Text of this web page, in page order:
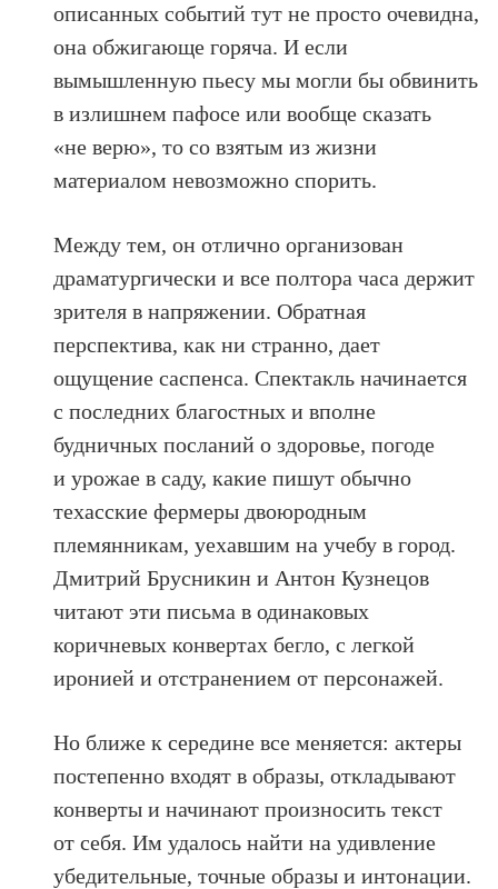
описанных событий тут не просто очевидна,
она обжигающе горяча. И если
вымышленную пьесу мы могли бы обвинить
в излишнем пафосе или вообще сказать
«не верю», то со взятым из жизни
материалом невозможно спорить.
Между тем, он отлично организован
драматургически и все полтора часа держит
зрителя в напряжении. Обратная
перспектива, как ни странно, дает
ощущение саспенса. Спектакль начинается
с последних благостных и вполне
будничных посланий о здоровье, погоде
и урожае в саду, какие пишут обычно
техасские фермеры двоюродным
племянникам, уехавшим на учебу в город.
Дмитрий Брусникин и Антон Кузнецов
читают эти письма в одинаковых
коричневых конвертах бегло, с легкой
иронией и отстранением от персонажей.
Но ближе к середине все меняется: актеры
постепенно входят в образы, откладывают
конверты и начинают произносить текст
от себя. Им удалось найти на удивление
убедительные, точные образы и интонации.